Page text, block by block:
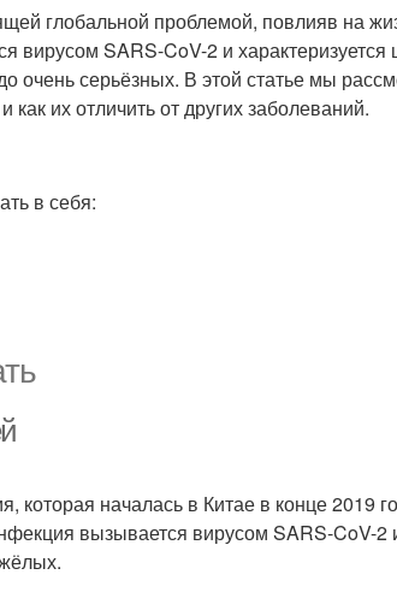
глобальной проблемой, повлияв на
вирусом SARS-CoV-2 и
очень серьёзных. В этой статье мы
их отличить от других заболеваний.
в себя:
которая началась в Китае в конце 2019
вызывается вирусом SARS-CoV-